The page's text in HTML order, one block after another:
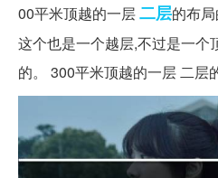
00平米顶越的一层二层的布
这个也是一个越层,不过是一个
的。 300平米顶越的一层 二层